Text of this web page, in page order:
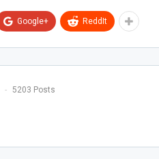
Google+ ReddIt
5203 Posts